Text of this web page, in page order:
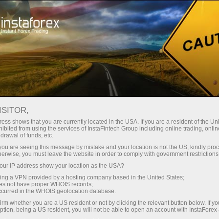
For Traders
Account Types
Types of Forex Trading
Accounts with a
Minimum Deposit
Each type of account offered by InstaForex
represents a universal trading tool that helps to
work on international financial markets.
Regardless of the chosen account type, you will
shows that you are currently located in the USA. If you are a resident of the
from using the services of InstaFintech Group including online trading,
of funds, etc.
are seeing this message by mistake and your location is not the US, kindly
you must leave the website in order to comply with government
IP address show your location as the USA?
a VPN provided by a hosting company based in the United States;
not have proper WHOIS records;
in the WHOIS geolocation database.
whether you are a US resident or not by clicking the relevant button below. If
being a US resident, you will not be able to open an account with InstaForex